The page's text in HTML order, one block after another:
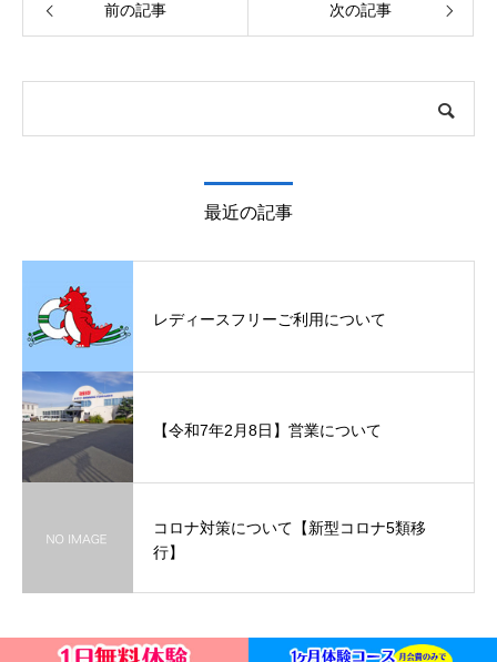
前の記事 次の記事
最近の記事
レディースフリーご利用について
【令和7年2月8日】営業について
コロナ対策について【新型コロナ5類移
行】